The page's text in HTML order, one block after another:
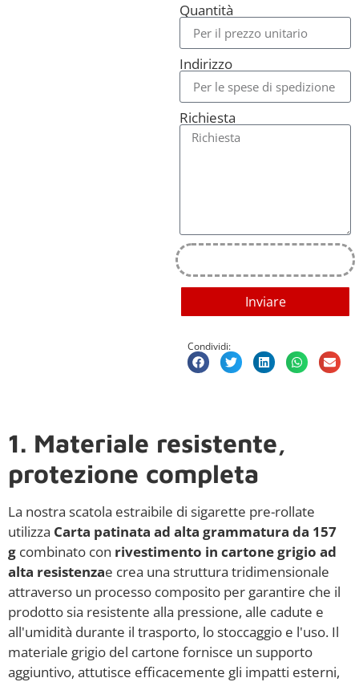
Quantità
Indirizzo
Richiesta
Inviare
Condividi:
1. Materiale resistente,
protezione completa
La nostra scatola estraibile di sigarette pre-rollate
utilizza Carta patinata ad alta grammatura da 157
g combinato con rivestimento in cartone grigio ad
alta resistenzae crea una struttura tridimensionale
attraverso un processo composito per garantire che il
prodotto sia resistente alla pressione, alle cadute e
all'umidità durante il trasporto, lo stoccaggio e l'uso. Il
materiale grigio del cartone fornisce un supporto
aggiuntivo, attutisce efficacemente gli impatti esterni,